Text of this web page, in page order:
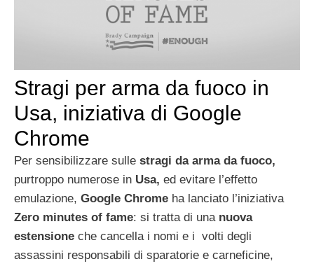
Stragi per arma da fuoco in
Usa, iniziativa di Google
Chrome
Per sensibilizzare sulle stragi da arma da fuoco,
purtroppo numerose in Usa, ed evitare l’effetto
emulazione, Google Chrome ha lanciato l’iniziativa
Zero minutes of fame: si tratta di una nuova
estensione che cancella i nomi e i volti degli
assassini responsabili di sparatorie e carneficine,